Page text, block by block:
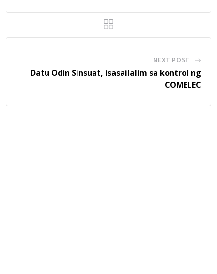
NEXT POST
Datu Odin Sinsuat, isasailalim sa kontrol ng
COMELEC